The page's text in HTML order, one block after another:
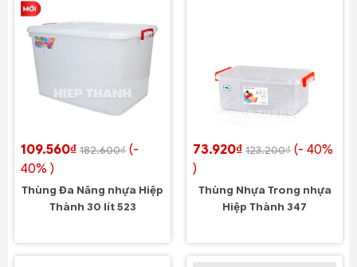
109.560₫ 182.600₫ (-
40% )
Thùng Đa Năng nhựa Hiệp
Thành 30 lít 523
73.920₫ 123.200₫ (- 40%
)
Thùng Nhựa Trong nhựa
Hiệp Thành 347